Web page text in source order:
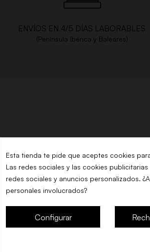
ENVÍOS EN 4/5 DÍAS LABORABLES
(Península Ibérica y Baleares)
FAMILIA
Esta tienda te pide que aceptes cookies
Las redes sociales y las cookies
redes sociales y anuncios personalizados.
personales involucrados?
Configurar